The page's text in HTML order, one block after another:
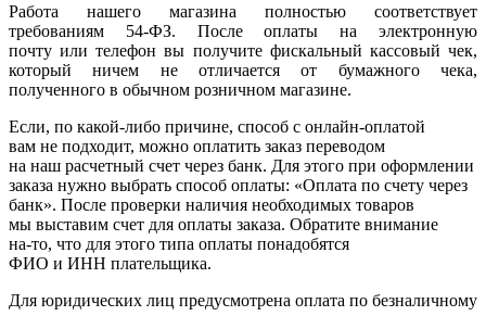
Работа нашего магазина полностью соответствует
требованиям 54-ФЗ. После оплаты на электронную
почту или телефон вы получите фискальный кассовый чек,
который ничем не отличается от бумажного чека,
полученного в обычном розничном магазине.
Если, по какой-либо причине, способ с онлайн-оплатой
вам не подходит, можно оплатить заказ переводом
на наш расчетный счет через банк. Для этого при оформлении
заказа нужно выбрать способ оплаты: «Оплата по счету через
банк». После проверки наличия необходимых товаров
мы выставим счет для оплаты заказа. Обратите внимание
на-то, что для этого типа оплаты понадобятся
ФИО и ИНН плательщика.
Для юридических лиц предусмотрена оплата по безналичному